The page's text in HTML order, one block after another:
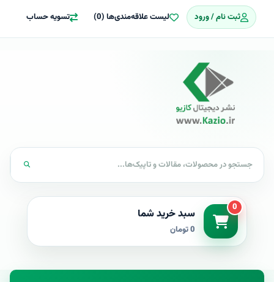
ثبت نام / ورود لیست علاقه‌مندی‌ها (0) تسویه حساب
0 سبد خرید شما
0 تومان